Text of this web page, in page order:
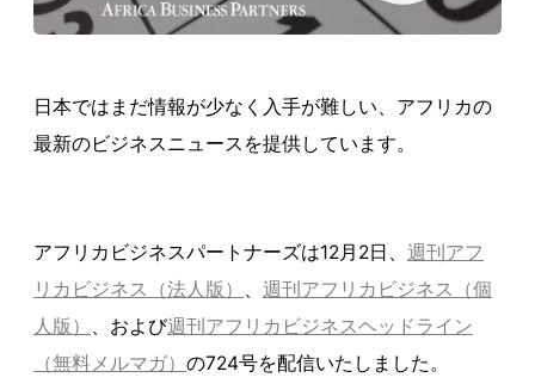
日本ではまだ情報が少なく入手が難しい、アフリカの
最新のビジネスニュースを提供しています。
アフリカビジネスパートナーズは12月2日、 週刊アフ
リカビジネス（法人版）
週刊アフリカビジネス（個
人版）
、および週刊アフリカビジネスヘッドライン
（無料メルマガ） の724号を配信いたしました。